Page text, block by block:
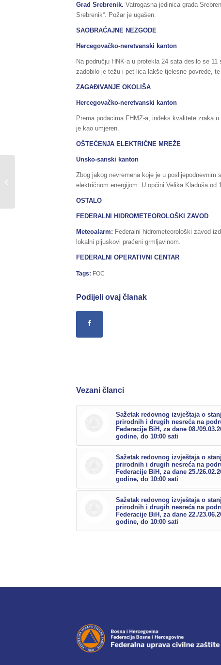
Grad Srebrenik. Vatrogasna jedinica grada
Srebrenik“. Požar je ugašen.
SAOBRAĆAJNE NEZGODE
Hercegovačko-neretvanski kanton
Na području HNK-a u protekla 24 sata desilo se
zadobilo je težu i pet lica lakše tjelesne povrede,
ZAGAĐIVANJE OKOLIŠA
Hercegovačko-neretvanski kanton
Prema podacima FHMZ-a, indeks kvalitete zraka
je kao umjeren.
OŠTEĆENJA ELEKTRIČNE MREŽE
Unsko-sanski kanton
Zbog jakog nevremena koje je u
električnom energijom. U općini Velika Kladuša
OSTALO
FEDERALNI HIDROMETEOROLOŠKI ZAVOD
Meteoalarm: Federalni hidrometeorološki zavod
lokalni pljuskovi praćeni grmljavinom.
FEDERALNI OPERATIVNI CENTAR
Tags: FOC
Podijeli ovaj članak
Vezani članci
Sažetak redovnog izvještaja o
prirodnih i drugih nesreća na
Federacije BiH, za dane 08./
godine, do 10:00 sati
Sažetak redovnog izvještaja o
prirodnih i drugih nesreća na
Federacije BiH, za dane 25./
godine, do 10:00 sati
Sažetak redovnog izvještaja o
prirodnih i drugih nesreća na
Federacije BiH, za dane 22./
godine, do 10:00 sati
nesreća na području...